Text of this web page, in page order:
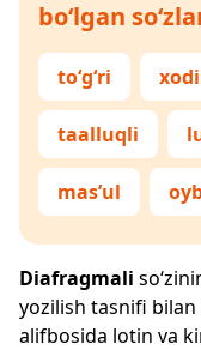
bo‘lgan
to‘g‘ri
taalluqli
mas’ul
Diafragmali
yozilish tasnifi bilan
alifbosida lotin va